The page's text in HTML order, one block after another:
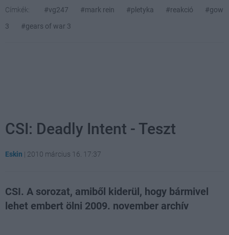
Címkék: #vg247 #mark rein #pletyka #reakció
#gow
3
#gears of war 3
CSI: Deadly Intent - Teszt
Eskin | 2010 március 16. 17:37
CSI. A sorozat, amiből kiderül, hogy bármivel
lehet embert ölni 2009. november archív